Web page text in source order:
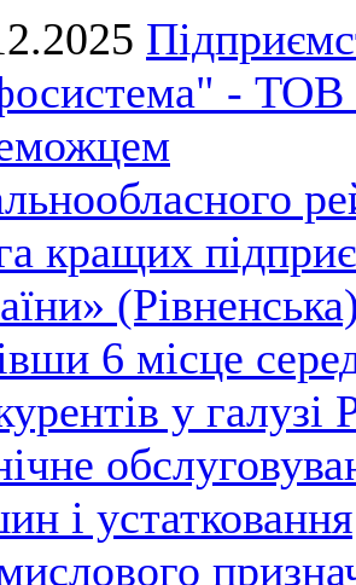
- ТОВ
кращих
6 місце
у галузі
і устатковання